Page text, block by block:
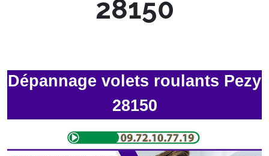
28150
Dépannage volets roulants Pezy
28150